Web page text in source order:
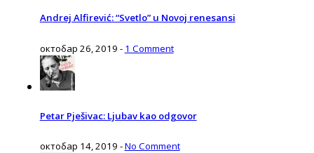
Andrej Alfirević: “Svetlo” u Novoj renesansi
октобар 26, 2019 - 1 Comment
Petar Pješivac: Ljubav kao odgovor
октобар 14, 2019 -No Comment